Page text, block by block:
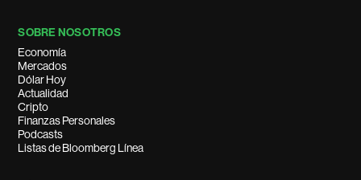
SOBRE NOSOTROS
Economía
Mercados
Dólar Hoy
Actualidad
Cripto
Finanzas Personales
Podcasts
Listas de Bloomberg Línea